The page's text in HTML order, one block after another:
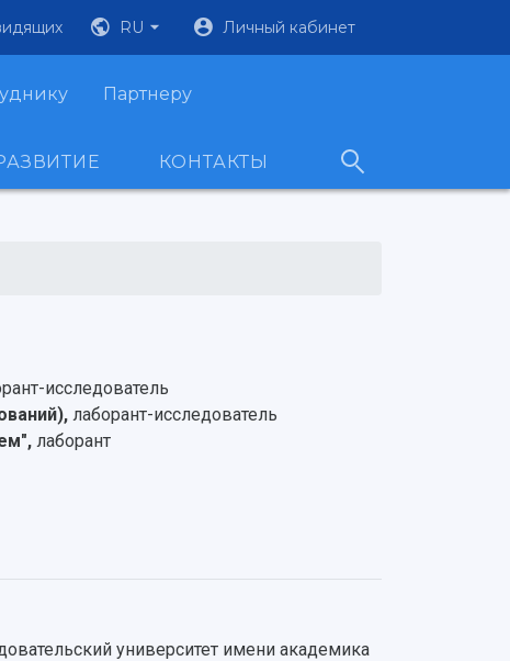
RU Личный кабинет
Партнеру
КОНТАКТЫ
исследователь
лаборант-исследователь
лаборант
университет имени академика